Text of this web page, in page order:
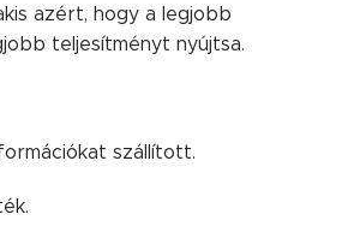
azért, hogy a legjobb
teljesítményt nyújtsa.
szállított.